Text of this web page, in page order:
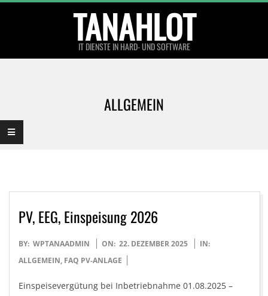
TANAHLOT
IT DIENSTE IN HARD- UND SOFTWARE
ALLGEMEIN
PV, EEG, Einspeisung 2026
2025-
12-
BY: WPTANAADMIN ON: 22. DEZEMBER 2025
IN:
ALLGEMEIN, FAQ PV-ANLAGE
Einspeisevergütung bei Inbetriebnahme 01.08.2025 –